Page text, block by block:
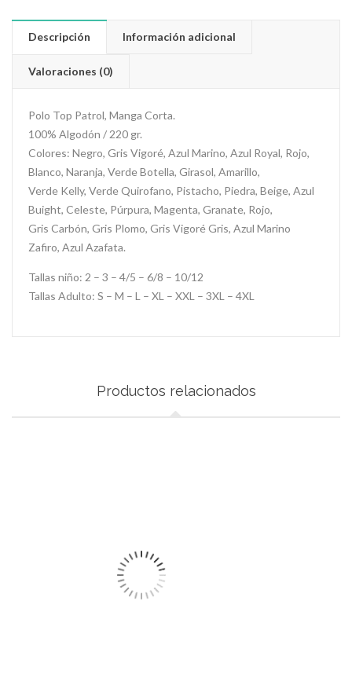
Descripción Información adicional
Valoraciones (0)
Polo Top Patrol, Manga Corta.
100% Algodón / 220 gr.
Colores: Negro, Gris Vigoré, Azul Marino, Azul Royal, Rojo,
Blanco, Naranja, Verde Botella, Girasol, Amarillo,
Verde Kelly, Verde Quirofano, Pistacho, Piedra, Beige, Azul
Buight, Celeste, Púrpura, Magenta, Granate, Rojo,
Gris Carbón, Gris Plomo, Gris Vigoré Gris, Azul Marino
Zafiro, Azul Azafata.
Tallas niño: 2 – 3 – 4/5 – 6/8 – 10/12
Tallas Adulto: S – M – L – XL – XXL – 3XL – 4XL
Productos relacionados